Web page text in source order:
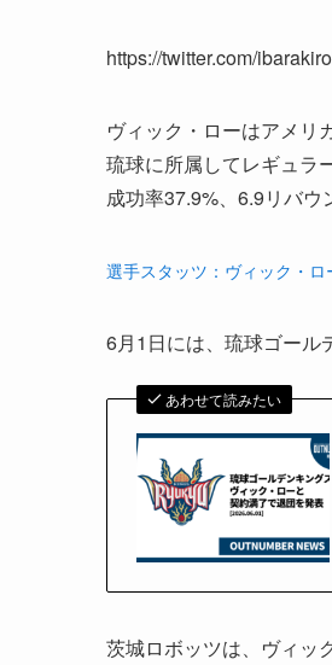
https://twitter.com/
ヴィック・ローはアメリ
琉球に所属してレギュラ
成功率37.9%、6.9リバウ
選手スタッツ：ヴィック・
6月1日には、琉球ゴール
あわせて読みたい
茨城ロボッツは、ヴィッ